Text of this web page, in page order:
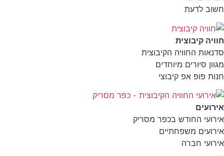
חשוב לדעת
חוויה קיבוצית
סדנאות החוויה הקיבוצית
מגוון סיורים מיוחדים
חנות פופ אפ קיבוצי
אירועים
אירועי החודש בכפר מסריק
אירועים משפחתיים
אירועי חברה